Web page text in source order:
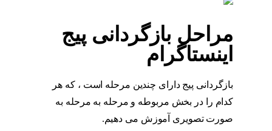
مراحل بازگردانی پیج
اینستاگرام
بازگردانی پیج دارای چندین مرحله است ، که هر
کدام را در بخش مربوطه و مرحله به مرحله به
صورت تصویری آموزش می دهیم.